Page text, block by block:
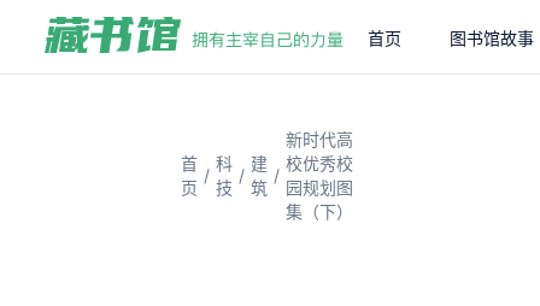
首页 图书馆故事
首
页
/
科
技
/
建
筑
/
新时代高
校优秀校
园规划图
集（下）